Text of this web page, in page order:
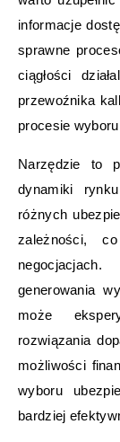
informacje
sprawne
ciągłości
przewoźnika
procesie
Narzędzie to
dynamiki
różnych
zależności,
generowania
może
rozwiązania
możliwości
wyboru
bardziej